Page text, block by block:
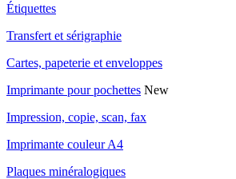
Étiquettes
Transfert et sérigraphie
Cartes, papeterie et enveloppes
Imprimante pour pochettes New
Impression, copie, scan, fax
Imprimante couleur A4
Plaques minéralogiques